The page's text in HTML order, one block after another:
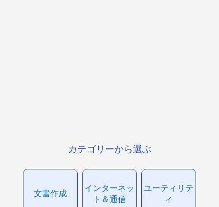
カテゴリーから選ぶ
文書作成
インターネッ
ト＆通信
ユーティリテ
ィ